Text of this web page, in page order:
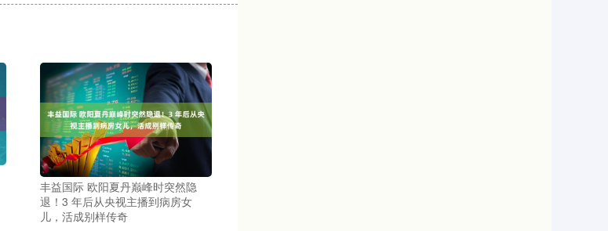
丰益国际 欧阳夏丹巅峰时突然隐
退！3 年后从央视主播到病房女
儿，活成别样传奇